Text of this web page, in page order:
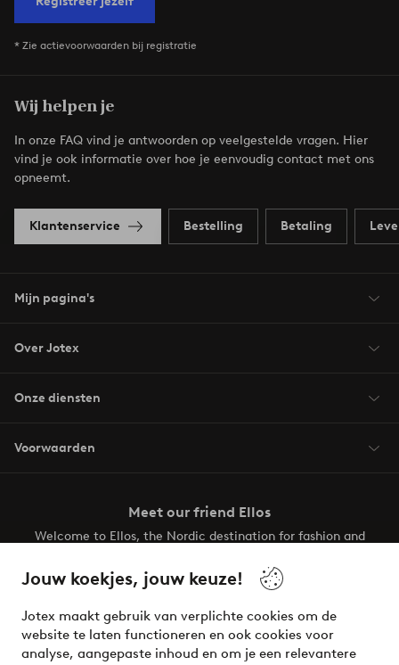
Jouw koekjes, jouw keuze!
Jotex maakt gebruik van verplichte cookies om de
website te laten functioneren en ook cookies voor
analyse, aangepaste inhoud en om je een relevantere
* Zie actievoorwaarden bij registratie
Wij helpen je
In onze FAQ vind je antwoorden op veelgestelde vragen. Hier
vind je ook informatie over hoe je eenvoudig contact met ons
opneemt.
Klantenservice Bestelling Betaling
Mijn pagina's
Over Jotex
Onze diensten
Voorwaarden
Meet our friend Ellos
Welcome to Ellos, the Nordic destination for fashion and
your wardrobe. Your next inspiring look is here!